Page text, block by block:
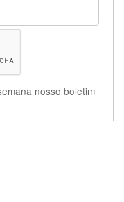
nosso boletim